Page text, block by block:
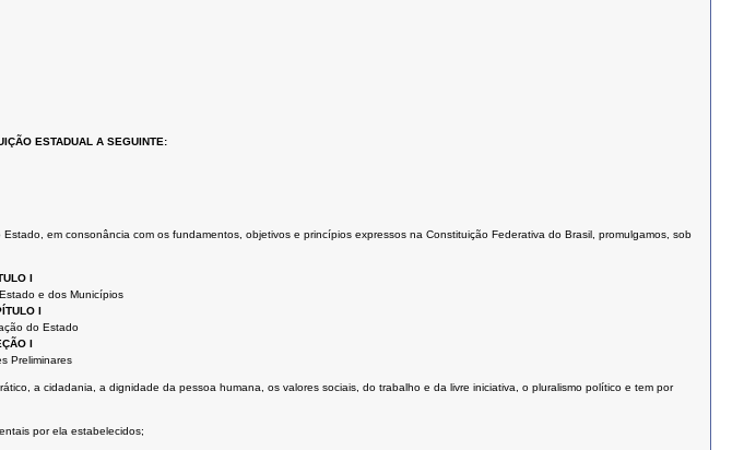
ESTADUAL A SEGUINTE:
em consonância com os fundamentos, objetivos e princípios expressos na Constituição Federativa do Brasil, promulgamos, sob
I
e dos Municípios
I
do Estado
I
Preliminares
a cidadania, a dignidade da pessoa humana, os valores sociais, do trabalho e da livre iniciativa, o pluralismo político e tem por
por ela estabelecidos;